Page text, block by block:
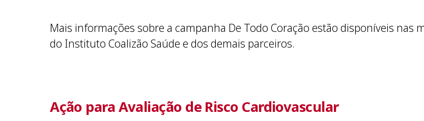
Mais informações sobre a campanha De Todo Coração estão disponíveis nas
do Instituto Coalizão Saúde e dos demais parceiros.
Ação para Avaliação de Risco Cardiovascular